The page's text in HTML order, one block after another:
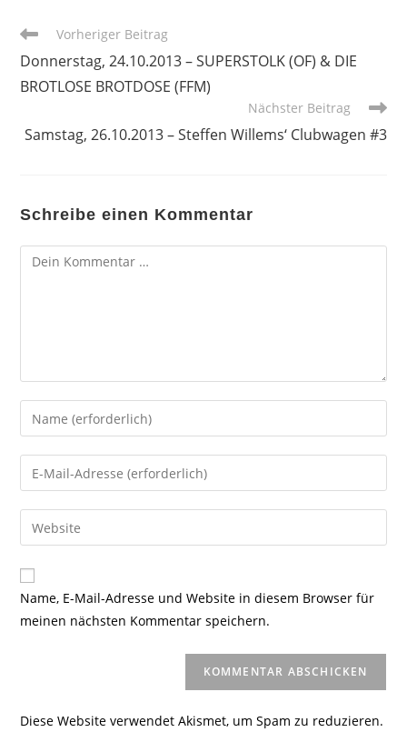
Weitere
ansehen
Vorheriger Beitrag
Donnerstag, 24.10.2013 – SUPERSTOLK (OF) & DIE
BROTLOSE BROTDOSE (FFM)
Nächster Beitrag
Samstag, 26.10.2013 – Steffen Willems‘ Clubwagen #3
Schreibe einen Kommentar
Kommentar
Gib
deinen
Namen
oder
zum
Kommentieren
ein
Gib
deine
E-
Mail-
zum
Kommentieren
ein
Gib
deine
Website-
URL
Name, E-Mail-Adresse und Website in diesem Browser für
meinen nächsten Kommentar speichern.
Diese Website verwendet Akismet, um Spam zu reduzieren.